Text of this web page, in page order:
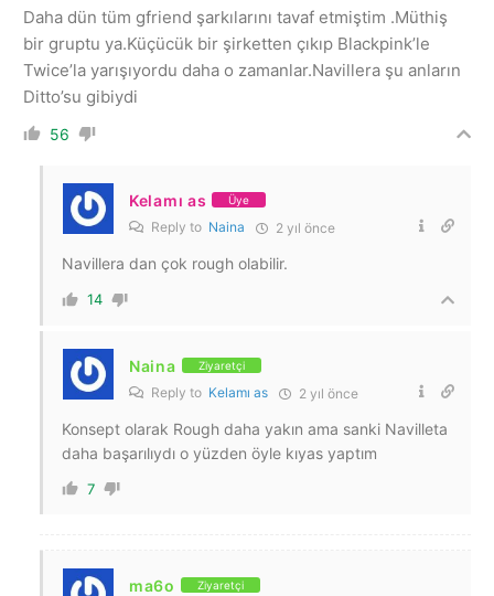
Daha dün tüm gfriend şarkılarını tavaf etmiştim .Müthiş
bir gruptu ya.Küçücük bir şirketten çıkıp Blackpink’le
Twice’la yarışıyordu daha o zamanlar.Navillera şu anların
Ditto’su gibiydi
56
Kelamı as Üye
Reply to Naina 2 yıl önce
Navillera dan çok rough olabilir.
14
Naina Ziyaretçi
Reply to Kelamı as 2 yıl önce
Konsept olarak Rough daha yakın ama sanki Navilleta
daha başarılıydı o yüzden öyle kıyas yaptım
7
ma6o Ziyaretçi